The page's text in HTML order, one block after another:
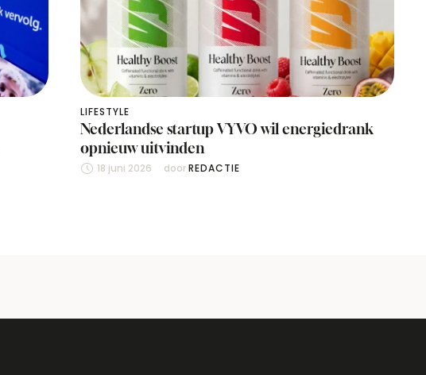
LIFESTYLE
Nederlandse startup VYVO wil energiedrank
opnieuw uitvinden
18 juni 2026 door REDACTIE